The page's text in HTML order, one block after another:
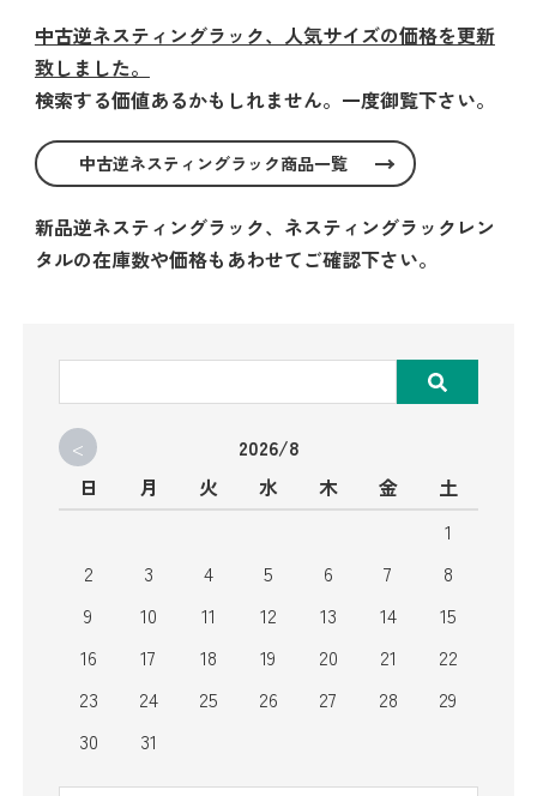
中古逆ネスティングラック、人気サイズの価格を更新
致しました。
検索する価値あるかもしれません。一度御覧下さい。
中古逆ネスティングラック商品一覧
新品逆ネスティングラック、ネスティングラックレン
タルの在庫数や価格もあわせてご確認下さい。
<
2026/8
日
月 火 水 木 金
土
1
2
3 4 5 6 7
8
9
10 11 12 13 14
15
16
17 18 19 20 21
22
23
24 25 26 27 28
29
30
31